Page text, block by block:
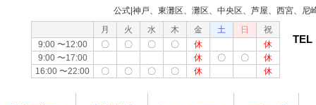
公式|神戸、東灘区、灘区、中央区、芦屋、西宮、
月
火 水 木 金 土 日
祝
9:00 〜12:00
〇 〇 〇 〇 休
休
9:00 〜17:00
休 〇 〇
休
16:00 〜22:00
〇 〇 〇 〇 休 休
TEL